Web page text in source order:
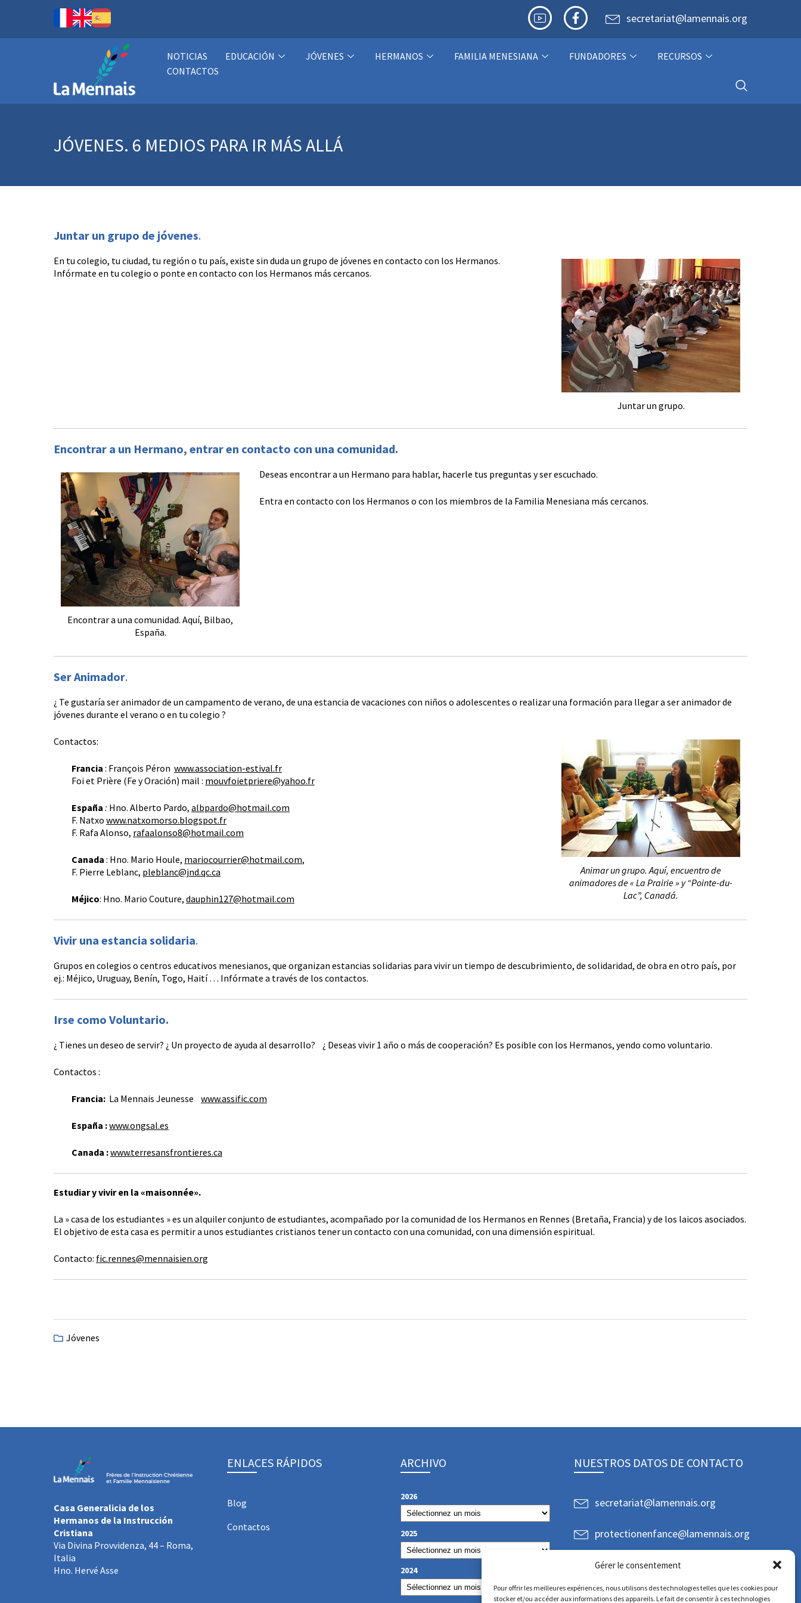
Gérer le consentement
Pour offrir les meilleures expériences, nous utilisons des technologies telles que les cookies pour
stocker et/ou accéder aux informations des appareils. Le fait de consentir à ces technologies
secretariat@lamennais.org
NOTICIAS EDUCACIÓN JÓVENES HERMANOS FAMILIA MENESIANA FUNDADORES
RECURSOS
CONTACTOS
JÓVENES. 6 MEDIOS PARA IR MÁS ALLÁ
Juntar un grupo de jóvenes.
Juntar un grupo.
En tu colegio, tu ciudad, tu región o tu país, existe sin duda un grupo de jóvenes en contacto con los Hermanos.
Infórmate en tu colegio o ponte en contacto con los Hermanos más cercanos.
Encontrar a un Hermano, entrar en contacto con una comunidad.
Encontrar a una comunidad. Aquí, Bilbao,
España.
Deseas encontrar a un Hermano para hablar, hacerle tus preguntas y ser escuchado.
Entra en contacto con los Hermanos o con los miembros de la Familia Menesiana más cercanos.
Ser Animador.
¿ Te gustaría ser animador de un campamento de verano, de una estancia de vacaciones con niños o adolescentes o realizar una formación para llegar a ser animador de
jóvenes durante el verano o en tu colegio ?
Animar un grupo. Aquí, encuentro de
animadores de « La Prairie » y “Pointe-du-
Lac”, Canadá.
Contactos:
Francia : François Péron www.association-estival.fr
Foi et Prière (Fe y Oración) mail : mouvfoietpriere@yahoo.fr
España : Hno. Alberto Pardo, albpardo@hotmail.com
F. Natxo www.natxomorso.blogspot.fr
F. Rafa Alonso, rafaalonso8@hotmail.com
Canada : Hno. Mario Houle, mariocourrier@hotmail.com,
F. Pierre Leblanc, pleblanc@jnd.qc.ca
Méjico: Hno. Mario Couture, dauphin127@hotmail.com
Vivir una estancia solidaria.
Grupos en colegios o centros educativos menesianos, que organizan estancias solidarias para vivir un tiempo de descubrimiento, de solidaridad, de obra en otro país, por
ej.: Méjico, Uruguay, Benín, Togo, Haití … Infórmate a través de los contactos.
Irse como Voluntario.
¿ Tienes un deseo de servir? ¿ Un proyecto de ayuda al desarrollo? ¿ Deseas vivir 1 año o más de cooperación? Es posible con los Hermanos, yendo como voluntario.
Contactos :
Francia: La Mennais Jeunesse www.assific.com
España :www.ongsal.es
Canada :www.terresansfrontieres.ca
Estudiar y vivir en la «maisonnée».
La » casa de los estudiantes » es un alquiler conjunto de estudiantes, acompañado por la comunidad de los Hermanos en Rennes (Bretaña, Francia) y de los laicos asociados.
El objetivo de esta casa es permitir a unos estudiantes cristianos tener un contacto con una comunidad, con una dimensión espiritual.
Contacto: fic.rennes@mennaisien.org
Jóvenes
Casa Generalicia de los
Hermanos de la Instrucción
Cristiana
Via Divina Provvidenza, 44 – Roma,
Italia
Hno. Hervé Asse
ENLACES RÁPIDOS
Blog
Contactos
ARCHIVO
2026
2025
2024
NUESTROS DATOS DE CONTACTO
secretariat@lamennais.org
protectionenfance@lamennais.org